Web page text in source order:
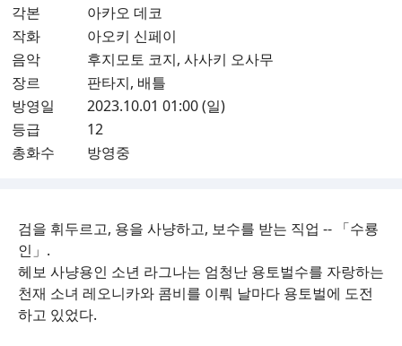
각본
아카오 데코
작화
아오키 신페이
음악
후지모토 코지, 사사키 오사무
장르
판타지, 배틀
방영일
2023.10.01 01:00 (일)
등급
12
총화수
방영중
검을 휘두르고, 용을 사냥하고, 보수를 받는 직업 -- 「수룡
인」.
헤보 사냥용인 소년 라그나는 엄청난 용토벌수를 자랑하는
천재 소녀 레오니카와 콤비를 이뤄 날마다 용토벌에 도전
하고 있었다.